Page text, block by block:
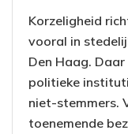
Korzeligheid
vooral in
Den Haag.
politieke
niet-stemmers.
toenemende